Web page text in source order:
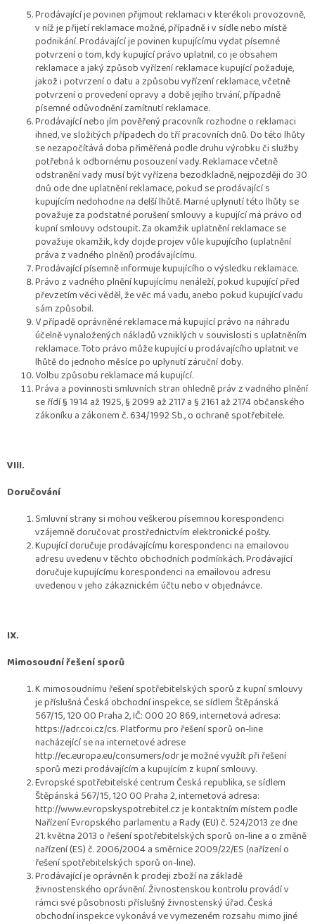
Prodávající je povinen přijmout reklamaci v kterékoli provozovně,
v níž je přijetí reklamace možné, případně i v sídle nebo místě
podnikání. Prodávající je povinen kupujícímu vydat písemné
potvrzení o tom, kdy kupující právo uplatnil, co je obsahem
reklamace a jaký způsob vyřízení reklamace kupující požaduje,
jakož i potvrzení o datu a způsobu vyřízení reklamace, včetně
potvrzení o provedení opravy a době jejího trvání, případně
písemné odůvodnění zamítnutí reklamace.
Prodávající nebo jím pověřený pracovník rozhodne o reklamaci
ihned, ve složitých případech do tří pracovních dnů. Do této lhůty
se nezapočítává doba přiměřená podle druhu výrobku či služby
potřebná k odbornému posouzení vady. Reklamace včetně
odstranění vady musí být vyřízena bezodkladně, nejpozději do 30
dnů ode dne uplatnění reklamace, pokud se prodávající s
kupujícím nedohodne na delší lhůtě. Marné uplynutí této lhůty se
považuje za podstatné porušení smlouvy a kupující má právo od
kupní smlouvy odstoupit. Za okamžik uplatnění reklamace se
považuje okamžik, kdy dojde projev vůle kupujícího (uplatnění
práva z vadného plnění) prodávajícímu.
Prodávající písemně informuje kupujícího o výsledku reklamace.
Právo z vadného plnění kupujícímu nenáleží, pokud kupující před
převzetím věci věděl, že věc má vadu, anebo pokud kupující vadu
sám způsobil.
V případě oprávněné reklamace má kupující právo na náhradu
účelně vynaložených nákladů vzniklých v souvislosti s uplatněním
reklamace. Toto právo může kupující u prodávajícího uplatnit ve
lhůtě do jednoho měsíce po uplynutí záruční doby.
Volbu způsobu reklamace má kupující.
Práva a povinnosti smluvních stran ohledně práv z vadného plnění
se řídí § 1914 až 1925, § 2099 až 2117 a § 2161 až 2174 občanského
zákoníku a zákonem č. 634/1992 Sb., o ochraně spotřebitele.
VIII.
Doručování
Smluvní strany si mohou veškerou písemnou korespondenci
vzájemně doručovat prostřednictvím elektronické pošty.
Kupující doručuje prodávajícímu korespondenci na emailovou
adresu uvedenu v těchto obchodních podmínkách. Prodávající
doručuje kupujícímu korespondenci na emailovou adresu
uvedenou v jeho zákaznickém účtu nebo v objednávce.
IX.
Mimosoudní řešení sporů
K mimosoudnímu řešení spotřebitelských sporů z kupní smlouvy
je příslušná Česká obchodní inspekce, se sídlem Štěpánská
567/15, 120 00 Praha 2, IČ: 000 20 869, internetová adresa:
https://adr.coi.cz/cs. Platformu pro řešení sporů on-line
nacházející se na internetové adrese
http://ec.europa.eu/consumers/odr je možné využít při řešení
sporů mezi prodávajícím a kupujícím z kupní smlouvy.
Evropské spotřebitelské centrum Česká republika, se sídlem
Štěpánská 567/15, 120 00 Praha 2, internetová adresa:
http://www.evropskyspotrebitel.cz je kontaktním místem podle
Nařízení Evropského parlamentu a Rady (EU) č. 524/2013 ze dne
21. května 2013 o řešení spotřebitelských sporů on-line a o změně
nařízení (ES) č. 2006/2004 a směrnice 2009/22/ES (nařízení o
řešení spotřebitelských sporů on-line).
Prodávající je oprávněn k prodeji zboží na základě
živnostenského oprávnění. Živnostenskou kontrolu provádí v
rámci své působnosti příslušný živnostenský úřad. Česká
obchodní inspekce vykonává ve vymezeném rozsahu mimo jiné